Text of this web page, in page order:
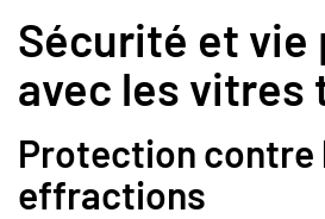
Sécurité et vie
avec les vitres
Protection contre
effractions